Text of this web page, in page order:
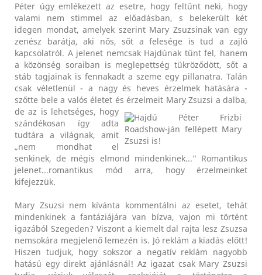
Péter úgy emlékezett az esetre, hogy feltűnt neki, hogy
valami nem stimmel az előadásban, s belekerült két
idegen mondat, amelyek szerint Mary Zsuzsinak van egy
zenész barátja, aki nős, sőt a felesége is tud a zajló
kapcsolatról. A jelenet nemcsak Hajdúnak tűnt fel, hanem
a közönség soraiban is meglepettség tükröződött, sőt a
stáb tagjainak is fennakadt a szeme egy pillanatra. Talán
csak véletlenül - a nagy és heves érzelmek hatására -
szőtte bele a valós életet és érzelmeit Mary Zsuzsi a dalba,
de az is lehetséges, hogy
szándékosan így adta
tudtára a világnak, amit
„nem mondhat el
senkinek, de mégis elmond mindenkinek..." Romantikus
jelenet...romantikus mód arra, hogy érzelmeinket
kifejezzük.
Mary Zsuzsi nem kívánta kommentálni az esetet, tehát
mindenkinek a fantáziájára van bízva, vajon mi történt
igazából Szegeden? Viszont a kiemelt dal rajta lesz Zsuzsa
nemsokára megjelenő lemezén is. Jó reklám a kiadás előtt!
Hiszen tudjuk, hogy sokszor a negatív reklám nagyobb
hatású egy direkt ajánlásnál! Az igazat csak Mary Zsuzsi